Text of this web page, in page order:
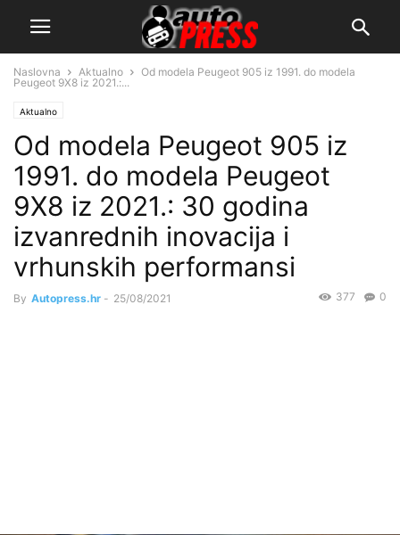
Naslovna Aktualno
Od modela Peugeot 905 iz 1991. do modela
Peugeot 9X8 iz 2021.:...
Aktualno
Od modela Peugeot 905 iz
1991. do modela Peugeot
9X8 iz 2021.: 30 godina
izvanrednih inovacija i
vrhunskih performansi
By Autopress.hr - 25/08/2021 0
377